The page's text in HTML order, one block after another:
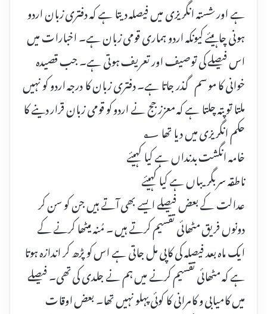
ہے اور شستہ انگریزی میں فیصلہ دیتا ہے کہ دفتری زبان اردو
ہونی چاہیئے کیونکہ اردو ہماری قومی زبان ہے۔ اخبارات میں
اس فیصلے کی توصیف اور تعریف ہوتی ہے۔ جب قصیدہ
خوانی کا موسم گذر جاتا ہے۔ دفتری زبان کا درجہ اردو کو نہیں
ملتا تو پتہ چلتا ہے کہ معزز جج نے اردو کو قومی زبان قرار دینے کا
حکم انگریزی میں دیا تھا ؂
خامہ انگشت بدنداں ہے کیا کہیئے
ناطقہ سر بگریباں ہے کیا کہیئے
عدالت کے بعض فیصلے ایسے بھی آتے ہیں جن کو سن کر
دونوں فریق مٹھائی تقسیم کرتے ہیں ۔ مُنہ میٹھا کرنے کے
ایک ماہ بعد فیصلہ کی کاپی مل جاتی ہے اس کو پڑھ کر اندازہ ہوتا
ہے کہ مٹھائی تقسیم کرنے میں ہم نے جلدی کی تھی۔ فیصلے
میں کامیابی و کامرانی کا کوئی پہلو نہیں تھا۔ بعض اوقات